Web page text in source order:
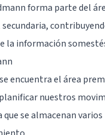
forma parte del
la información
encuentra el área
nuestros
se almacenan